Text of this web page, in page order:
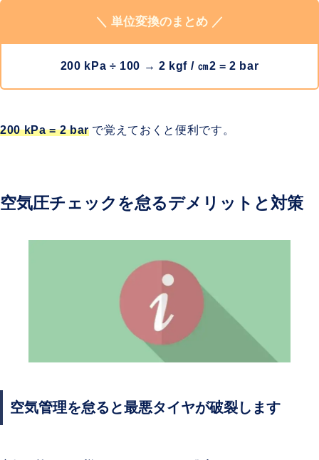
＼ 単位変換のまとめ ／
200 kPa ÷ 100 → 2 kgf / ㎝2 = 2 bar
200 kPa = 2 barで覚えておくと便利です。
空気圧チェックを怠るデメリットと対策
空気管理を怠ると最悪タイヤが破裂します